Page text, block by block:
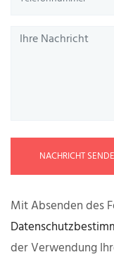
NACHRICHT
Mit Absenden des
der Verwendung